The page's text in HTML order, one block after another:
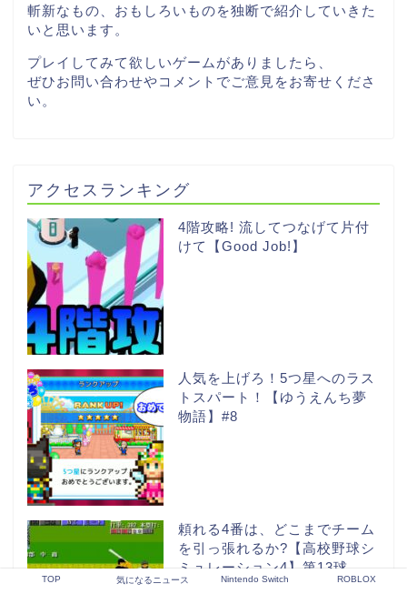
斬新なもの、おもしろいものを独断で紹介していきた
いと思います。
プレイしてみて欲しいゲームがありましたら、
ぜひお問い合わせやコメントでご意見をお寄せくださ
い。
アクセスランキング
4階攻略! 流してつなげて片付
けて【Good Job!】
人気を上げろ！5つ星へのラス
トスパート！【ゆうえんち夢
物語】#8
頼れる4番は、どこまでチーム
を引っ張れるか?【高校野球シ
ミュレーション4】第13球
TOP 気になるニュース Nintendo Switch ROBLOX